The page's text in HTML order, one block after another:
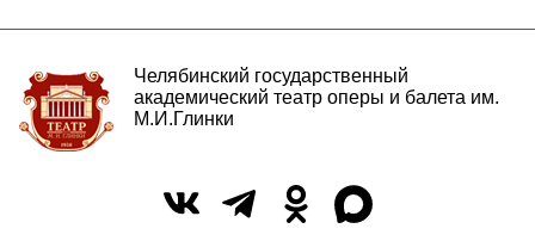
Челябинский государственный
академический театр оперы и балета им.
М.И.Глинки